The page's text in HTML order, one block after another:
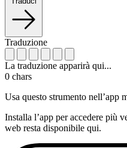
Traduzione
La traduzione apparirà qui...
0 chars
Usa questo strumento nell’app
Installa l’app per accedere più
web resta disponibile qui.